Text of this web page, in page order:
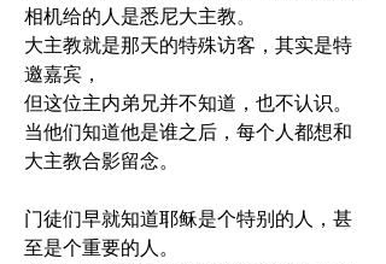
相机给的人是悉尼大主教。
大主教就是那天的特殊访客，其实是特
邀嘉宾，
但这位主内弟兄并不知道，也不认识。
当他们知道他是谁之后，每个人都想和
大主教合影留念。
门徒们早就知道耶稣是个特别的人，甚
至是个重要的人。